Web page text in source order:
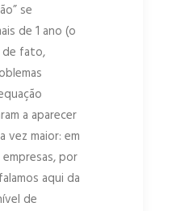
se
de 1 ano (o
de fato,
a aparecer
vez maior: em
por
aqui da
de